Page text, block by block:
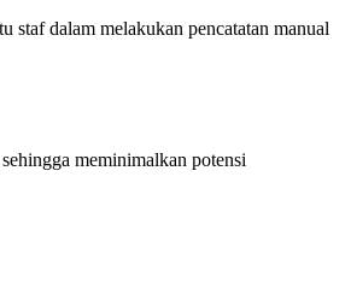
staf dalam melakukan pencatatan manual
meminimalkan potensi